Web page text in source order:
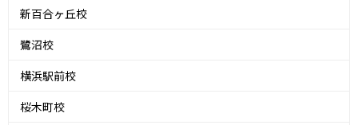
新百合ヶ丘校
鷺沼校
横浜駅前校
桜木町校